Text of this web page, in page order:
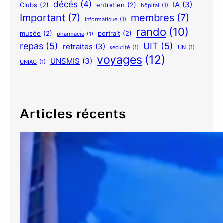
Clubs (2) décés (4) entretien (2) hôpital (1) IA (3)
Important (7) informatique (1) membres (7)
musée (2) pharmacie (1) portrait (2) rando (10)
repas (5) retraites (3) sécurité (1) UIT (5) UN (1)
UNIAG (1) UNSMIS (3) voyages (12)
Articles récents